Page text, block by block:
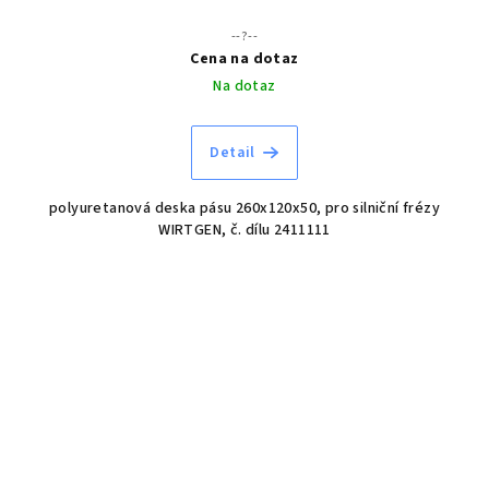
--?--
Cena na dotaz
Na dotaz
Detail
polyuretanová deska pásu 260x120x50, pro silniční frézy
WIRTGEN, č. dílu 2411111